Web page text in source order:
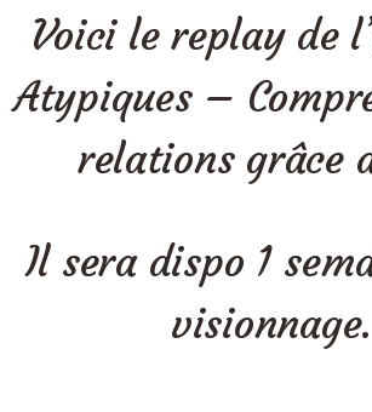
Voici le replay de
Atypiques –
relations grâce
Il sera dispo 1
visionnage.